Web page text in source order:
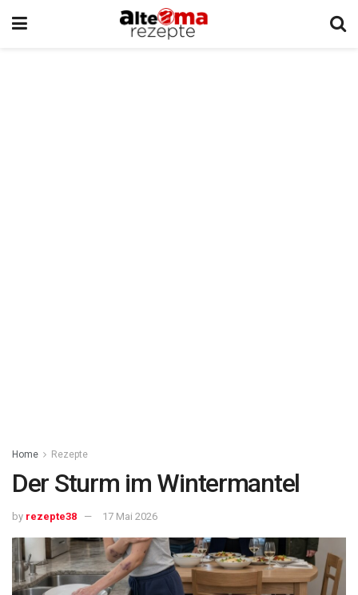
Home Rezepte
Der Sturm im Wintermantel
by rezepte38 17 Mai 2026